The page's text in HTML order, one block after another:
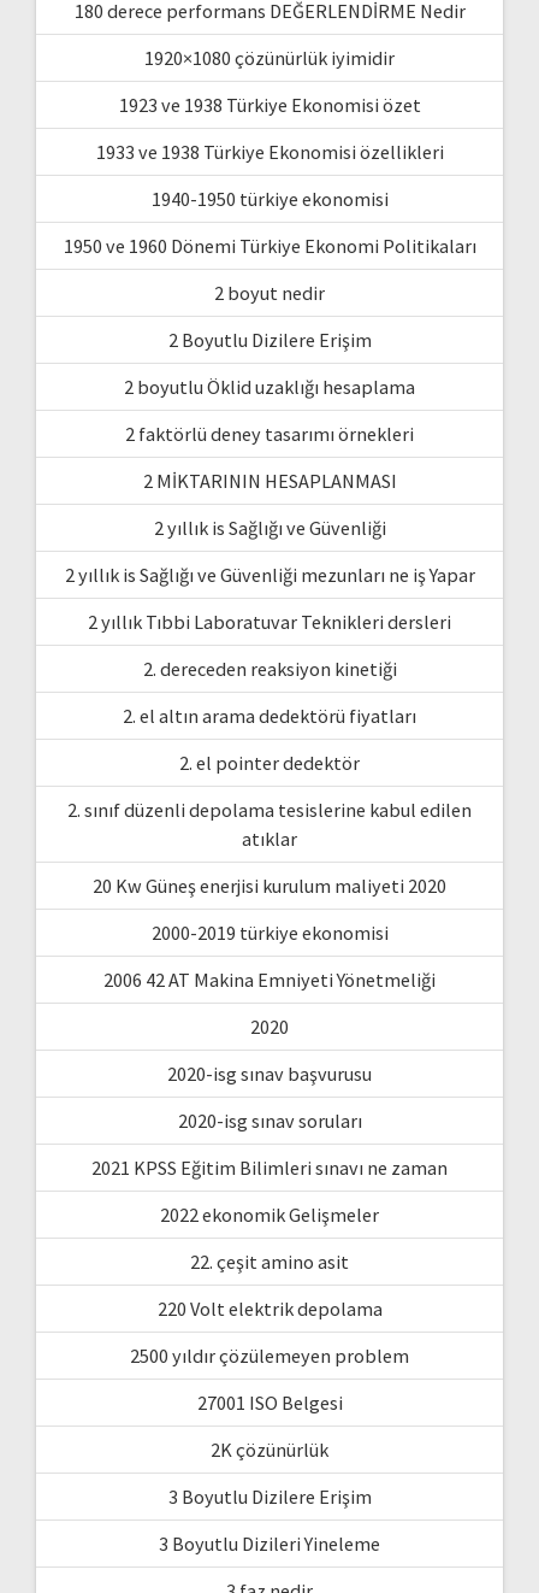
180 derece performans DEĞERLENDİRME Nedir
1920×1080 çözünürlük iyimidir
1923 ve 1938 Türkiye Ekonomisi özet
1933 ve 1938 Türkiye Ekonomisi özellikleri
1940-1950 türkiye ekonomisi
1950 ve 1960 Dönemi Türkiye Ekonomi Politikaları
2 boyut nedir
2 Boyutlu Dizilere Erişim
2 boyutlu Öklid uzaklığı hesaplama
2 faktörlü deney tasarımı örnekleri
2 MİKTARININ HESAPLANMASI
2 yıllık is Sağlığı ve Güvenliği
2 yıllık is Sağlığı ve Güvenliği mezunları ne iş Yapar
2 yıllık Tıbbi Laboratuvar Teknikleri dersleri
2. dereceden reaksiyon kinetiği
2. el altın arama dedektörü fiyatları
2. el pointer dedektör
2. sınıf düzenli depolama tesislerine kabul edilen
atıklar
20 Kw Güneş enerjisi kurulum maliyeti 2020
2000-2019 türkiye ekonomisi
2006 42 AT Makina Emniyeti Yönetmeliği
2020
2020-isg sınav başvurusu
2020-isg sınav soruları
2021 KPSS Eğitim Bilimleri sınavı ne zaman
2022 ekonomik Gelişmeler
22. çeşit amino asit
220 Volt elektrik depolama
2500 yıldır çözülemeyen problem
27001 ISO Belgesi
2K çözünürlük
3 Boyutlu Dizilere Erişim
3 Boyutlu Dizileri Yineleme